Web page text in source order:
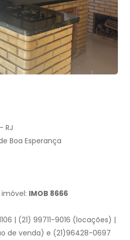
RJ
Boa Esperança
IMOB 8666
| (21) 99711-9016 (locações) |
de venda) e (21)96428-0697